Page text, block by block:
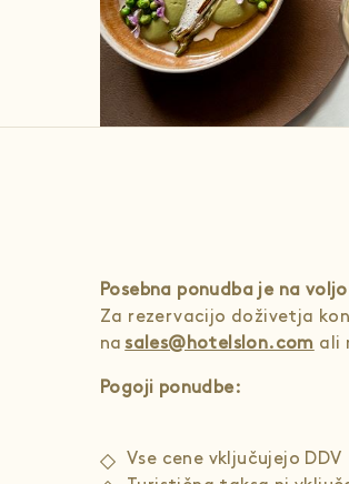
Posebna ponudba je na
Za rezervacijo doživetja
na sales@hotelslon.com ali
Pogoji ponudbe:
Vse cene vključujejo DDV